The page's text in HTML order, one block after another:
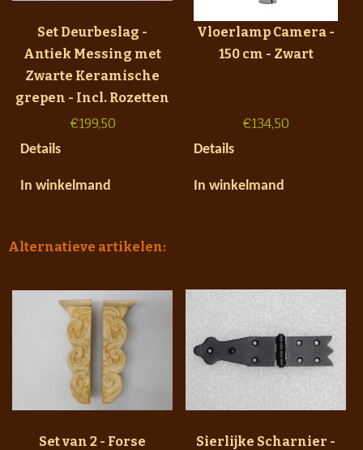
Set Deurbeslag -
Antiek Messing met
Zwarte Keramische
grepen - Incl. Rozetten
€199,50
Details
In winkelmand
Vloerlamp Camera -
150 cm - Zwart
€134,50
Details
In winkelmand
Alternatieve artikelen:
Set van 2 - Forse
Sierlijke Scharnier -